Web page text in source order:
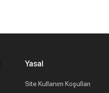
Yasal
Site Kullanım Koşulları